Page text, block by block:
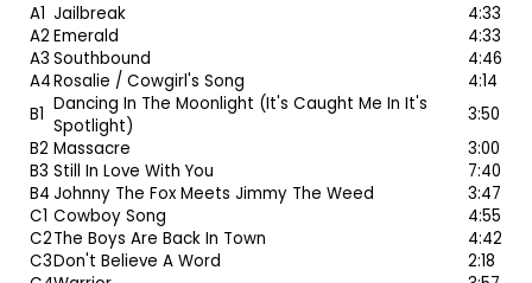
A1 Jailbreak
4:33
A2 Emerald
4:33
A3 Southbound
4:46
A4Rosalie / Cowgirl's Song
4:14
B1 Dancing In The Moonlight (It's Caught Me In It's
Spotlight)
3:50
B2 Massacre
3:00
B3 Still In Love With You
7:40
B4 Johnny The Fox Meets Jimmy The Weed
3:47
C1 Cowboy Song
4:55
C2The Boys Are Back In Town
4:42
C3Don't Believe A Word
2:18